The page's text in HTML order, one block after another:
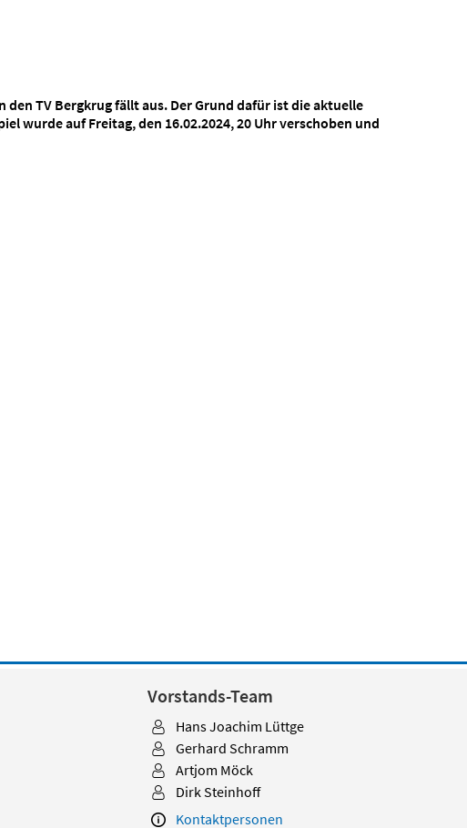
den TV Bergkrug fällt aus. Der Grund dafür ist die aktuelle
wurde aufFreitag, den 16.02.2024, 20 Uhrverschoben und
Vorstands-Team
Hans Joachim Lüttge
Gerhard Schramm
Artjom Möck
Dirk Steinhoff
Kontaktpersonen